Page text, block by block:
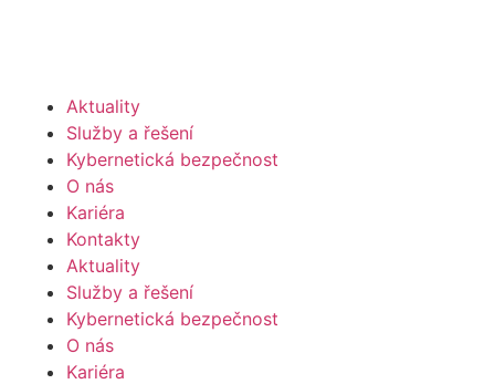
Aktuality
Služby a řešení
Kybernetická bezpečnost
O nás
Kariéra
Kontakty
Aktuality
Služby a řešení
Kybernetická bezpečnost
O nás
Kariéra